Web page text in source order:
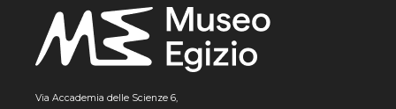
Via Accademia delle Scienze 6,